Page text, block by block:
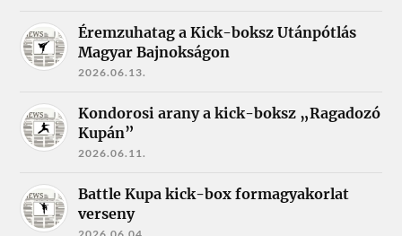
Éremzuhatag a Kick-boksz Utánpótlás
Magyar Bajnokságon
2026.06.13.
Kondorosi arany a kick-boksz „Ragadozó
Kupán”
2026.06.11.
Battle Kupa kick-box formagyakorlat
verseny